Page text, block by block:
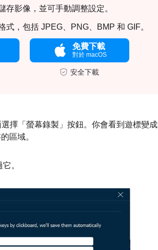
存影像，並可手動調整設定。
式，包括 JPEG、PNG、BMP 和 GIF。
免費下載
對於 macOS
安全下載
擇「螢幕錄製」按鈕。你會看到遊標變
區域。
。